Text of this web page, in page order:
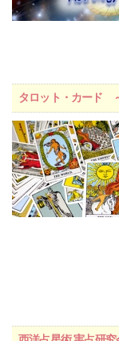
タロット・カード